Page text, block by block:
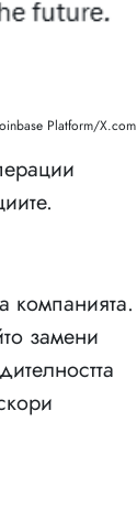
Platform/X.com
компанията.
замени